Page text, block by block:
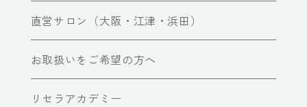
直営サロン（大阪・江津・浜田）
お取扱いをご希望の方へ
リセラアカデミー